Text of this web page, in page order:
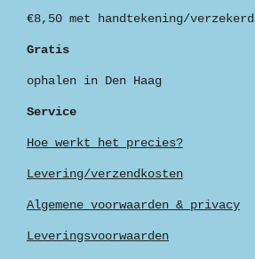
€8,50 met handtekening/verzekerd
Gratis
ophalen in Den Haag
Service
Hoe werkt het precies?
Levering/verzendkosten
Algemene voorwaarden & privacy
Leveringsvoorwaarden